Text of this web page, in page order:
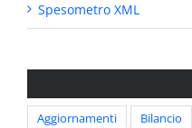
Spesometro XML
Aggiornamenti Bilancio